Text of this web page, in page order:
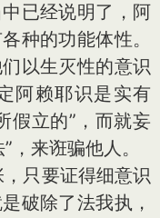
已经说明了，阿
种的功能体性。
以生灭性的意识
阿赖耶识是实有
假立的”，而就妄
，来诳骗他人。
只要证得细意识
破除了法我执，